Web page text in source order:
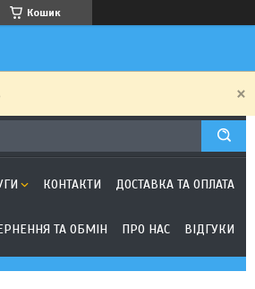
Кошик
КОНТАКТИ ДОСТАВКА ТА ОПЛАТА
ТА ОБМІН ПРО НАС ВІДГУКИ